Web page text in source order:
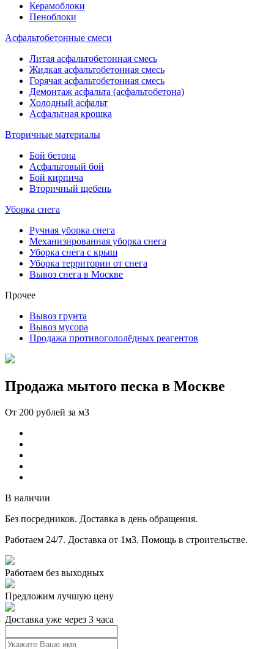
Керамоблоки
Пеноблоки
Асфальтобетонные смеси
Литая асфальтобетонная смесь
Жидкая асфальтобетонная смесь
Горячая асфальтобетонная смесь
Демонтаж асфальта (асфальтобетона)
Холодный асфальт
Асфальтная крошка
Вторичные материалы
Бой бетона
Асфальтовый бой
Бой кирпича
Вторичный щебень
Уборка снега
Ручная уборка снега
Механизированная уборка снега
Уборка снега с крыш
Уборка территории от снега
Вывоз снега в Москве
Прочее
Вывоз грунта
Вывоз мусора
Продажа противогололёдных реагентов
Продажа мытого песка в Москве
От 200 рублей за м3
В наличии
Без посредников. Доставка в день обращения.
Работаем 24/7. Доставка от 1м3. Помощь в строительстве.
Работаем без выходных
Предложим лучшую цену
Доставка уже через 3 часа